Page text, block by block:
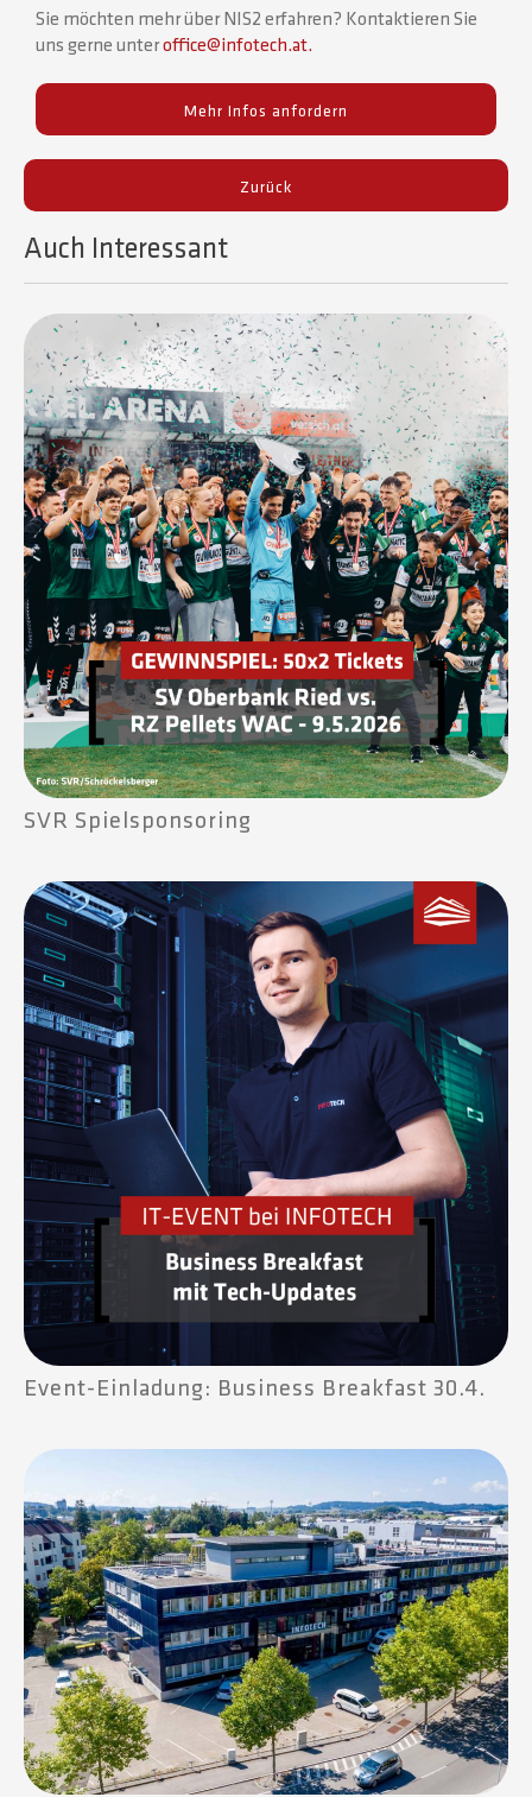
Sie möchten mehr über NIS2 erfahren? Kontaktieren Sie
uns gerne unteroffice@infotech.at.
Mehr Infos anfordern
Zurück
Auch Interessant​
SVR Spielsponsoring
Event-Einladung: Business Breakfast 30.4.